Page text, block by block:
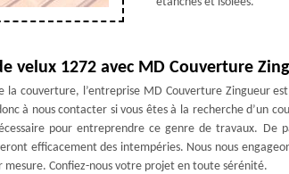
velux 1272 avec MD Couverture
la couverture, l’entreprise MD Couverture Zingueur
à nous contacter si vous êtes à la recherche d’un
pour entreprendre ce genre de travaux. De
efficacement des intempéries. Nous nous
mesure. Confiez-nous votre projet en toute sérénité.